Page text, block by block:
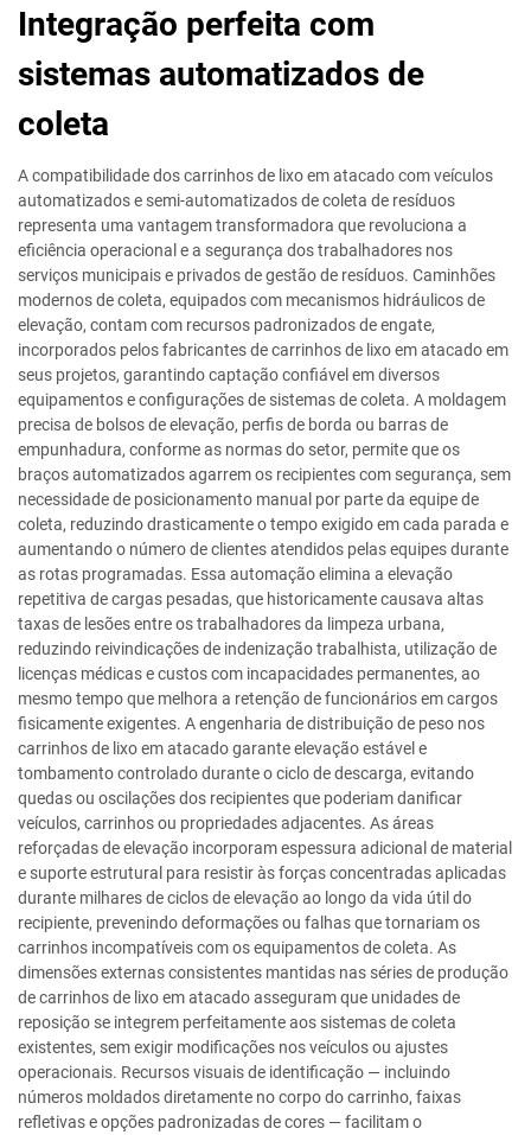
Integração perfeita com
sistemas automatizados de
coleta
A compatibilidade dos carrinhos de lixo em atacado com veículos
automatizados e semi-automatizados de coleta de resíduos
representa uma vantagem transformadora que revoluciona a
eficiência operacional e a segurança dos trabalhadores nos
serviços municipais e privados de gestão de resíduos. Caminhões
modernos de coleta, equipados com mecanismos hidráulicos de
elevação, contam com recursos padronizados de engate,
incorporados pelos fabricantes de carrinhos de lixo em atacado em
seus projetos, garantindo captação confiável em diversos
equipamentos e configurações de sistemas de coleta. A moldagem
precisa de bolsos de elevação, perfis de borda ou barras de
empunhadura, conforme as normas do setor, permite que os
braços automatizados agarrem os recipientes com segurança, sem
necessidade de posicionamento manual por parte da equipe de
coleta, reduzindo drasticamente o tempo exigido em cada parada e
aumentando o número de clientes atendidos pelas equipes durante
as rotas programadas. Essa automação elimina a elevação
repetitiva de cargas pesadas, que historicamente causava altas
taxas de lesões entre os trabalhadores da limpeza urbana,
reduzindo reivindicações de indenização trabalhista, utilização de
licenças médicas e custos com incapacidades permanentes, ao
mesmo tempo que melhora a retenção de funcionários em cargos
fisicamente exigentes. A engenharia de distribuição de peso nos
carrinhos de lixo em atacado garante elevação estável e
tombamento controlado durante o ciclo de descarga, evitando
quedas ou oscilações dos recipientes que poderiam danificar
veículos, carrinhos ou propriedades adjacentes. As áreas
reforçadas de elevação incorporam espessura adicional de material
e suporte estrutural para resistir às forças concentradas aplicadas
durante milhares de ciclos de elevação ao longo da vida útil do
recipiente, prevenindo deformações ou falhas que tornariam os
carrinhos incompatíveis com os equipamentos de coleta. As
dimensões externas consistentes mantidas nas séries de produção
de carrinhos de lixo em atacado asseguram que unidades de
reposição se integrem perfeitamente aos sistemas de coleta
existentes, sem exigir modificações nos veículos ou ajustes
operacionais. Recursos visuais de identificação — incluindo
números moldados diretamente no corpo do carrinho, faixas
refletivas e opções padronizadas de cores — facilitam o